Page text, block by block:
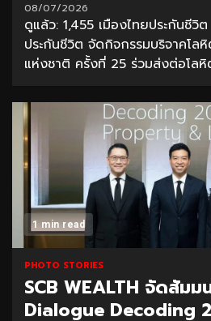
08/07/2026
ดูแล้ว: 1,455 เมืองไทยประกันชี
ประกันชีวิต จัดกิจกรรมบริจาคโล
แห่งชาติ ครั้งที่ 25 ร่วมส่งต่อโล
1 min read
PHOTO STORIES
SCB WEALTH จัดสัม
Dialogue Decoding